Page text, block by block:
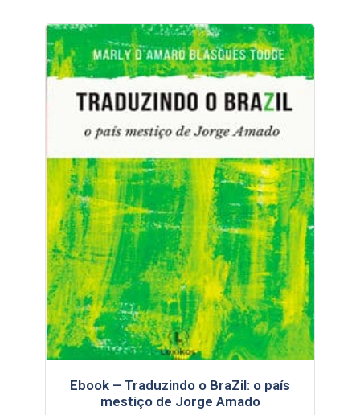
Ebook – Traduzindo o BraZil: o país
mestiço de Jorge Amado